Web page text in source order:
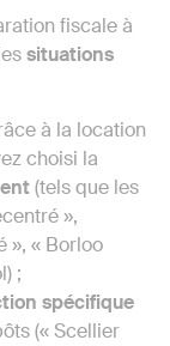
fiscale à
situations
à la location
choisi la
(tels que les
»,
», « Borloo
;
spécifique
(« Scellier